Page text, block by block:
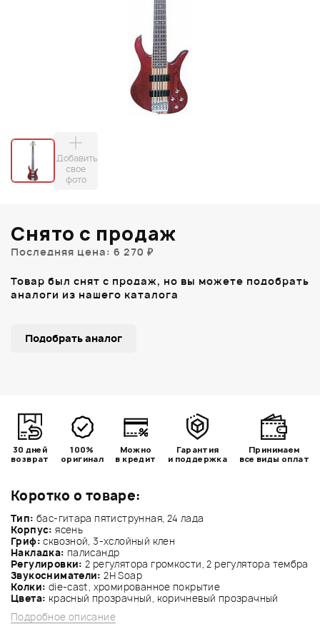
Добавить
свое
фото
Коротко о товаре:
Тип: бас-гитара пятиструнная, 24 лада
Корпус: ясень
Гриф: сквозной, 3-хслойный клен
Накладка: палисандр
Регулировки: 2 регулятора громкости, 2 регулятора тембра
Звукосниматели: 2H Soap
Колки: die-cast, хромированное покрытие
Цвета: красный прозрачный, коричневый прозрачный
Подробное описание
Снято с продаж
Последняя цена: 6 270 ₽
Товар был снят с продаж, но вы можете подобрать
аналоги из нашего каталога
Подобрать аналог
30 дней
возврат
100%
оригинал
Можно
в кредит
Гарантия
и поддержка
Принимаем
все виды оплат